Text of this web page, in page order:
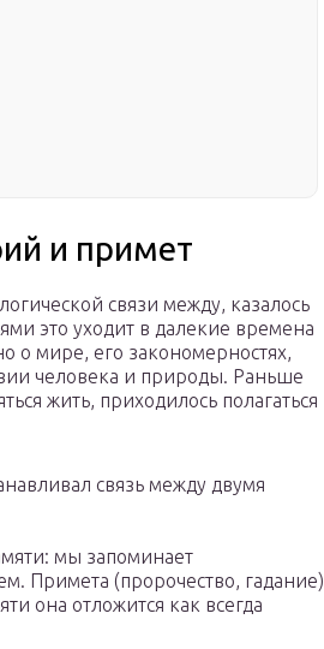
и примет
связи между, казалось
это уходит в далекие времена
о мире, его закономерностях,
человека и природы. Раньше
жить, приходилось полагаться
связь между двумя
мы запоминает
Примета (пророчество, гадание)
она отложится как всегда